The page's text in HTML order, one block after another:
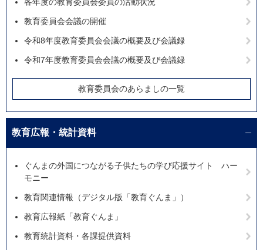
教育委員会会議の開催
令和8年度教育委員会会議の概要及び会議録
令和7年度教育委員会会議の概要及び会議録
教育委員会のあらましの一覧
教育広報・統計資料
ぐんまの外国につながる子供たちの学び応援サイト ハー
モニー
教育関連情報（デジタル版「教育ぐんま」）
教育広報紙「教育ぐんま」
教育統計資料・各課提供資料